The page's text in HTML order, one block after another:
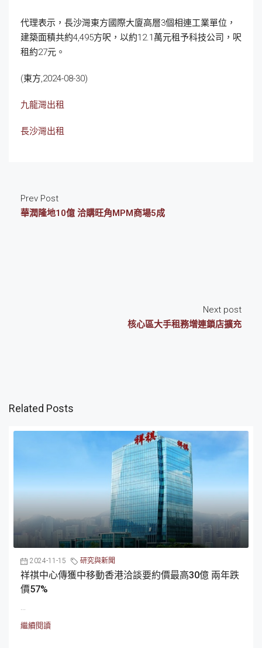
代理表示，長沙灣東方國際大廈高層3個相連工業單位，
建築面積共約4,495方呎，以約12.1萬元租予科技公司，呎
租約27元。
(東方,2024-08-30)
九龍灣出租
長沙灣出租
Prev Post
華潤隆地10億 洽購旺角MPM商場5成
Next post
核心區大手租務增連鎖店擴充
Related Posts
2024-11-15 研究與新聞
祥祺中心傳獲中移動香港洽談要約價最高30億 兩年跌
價57%
...
繼續閱讀